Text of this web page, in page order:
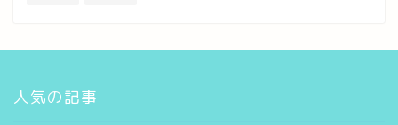
人気の記事